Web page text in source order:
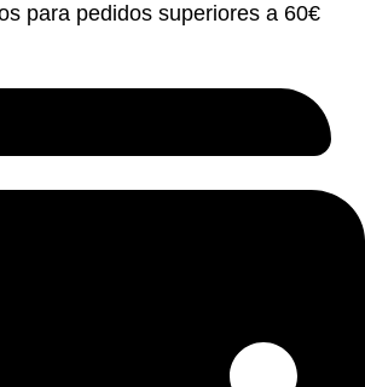
para pedidos superiores a 60€